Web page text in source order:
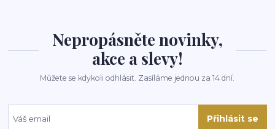
Nepropásněte novinky,
akce a slevy!
Můžete se kdykoli odhlásit. Zasíláme jednou za 14 dní.
Přihlásit se